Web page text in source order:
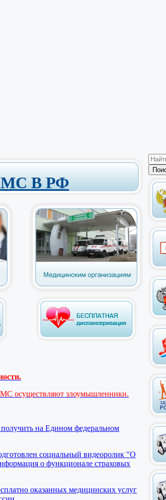
В РФ
осуществляют злоумышленники.
на Едином федеральном
социальный видеоролик "О
о функционале страховых
оказанных медицинских услуг